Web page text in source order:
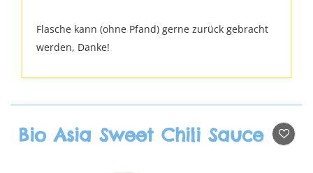
Flasche kann (ohne Pfand) gerne zurück gebracht
werden, Danke!
Bio Asia Sweet Chili Sauce